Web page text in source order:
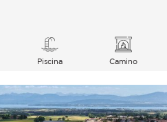
Piscina Camino